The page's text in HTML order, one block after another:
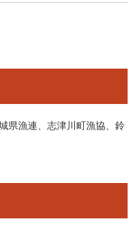
県漁連、志津川町漁協、鈴